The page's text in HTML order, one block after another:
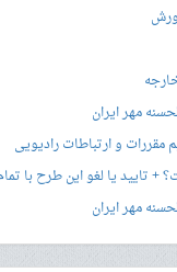
مهر ایران
مقررات و ارتباطات رادیویی
تایید یا لغو این طرح با
مهر ایران